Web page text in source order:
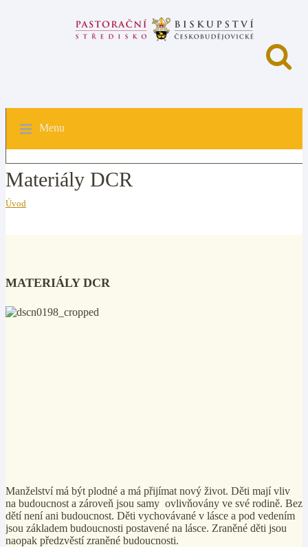
Menu
Materiály DCR
Úvod
MATERIÁLY DCR
Manželství má být plodné a má přijímat nový život. Děti mají vliv
na budoucnost a zároveň jsou samy ovlivňovány ve své rodině. Bez
dětí není ani budoucnost. Děti vychovávané v lásce a pod vedením
jsou základem budoucnosti postavené na lásce. Zraněné děti jsou
naopak předzvěstí zraněné budoucnosti.